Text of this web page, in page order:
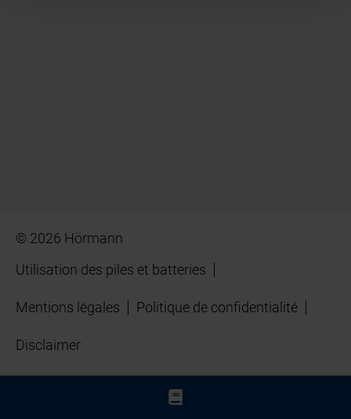
© 2026 Hörmann
Utilisation des piles et batteries
Mentions légales Politique de confidentialité
Disclaimer